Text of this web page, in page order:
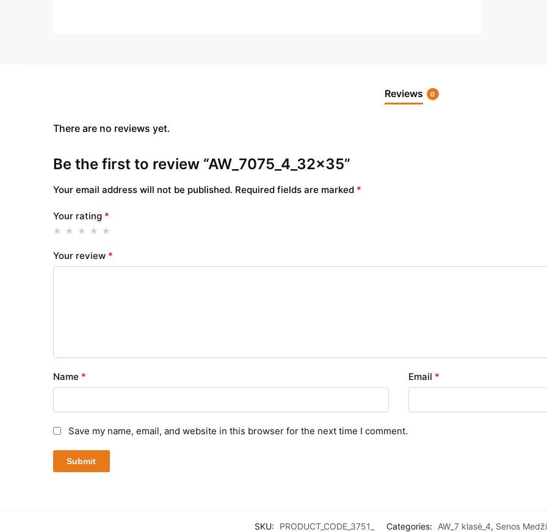
Reviews 0
There are no reviews yet.
Be the first to review “AW_7075_4_32x35”
Your email address will not be published. Required fields are marked *
Your rating *
Your review *
Name * Email *
Save my name, email, and website in this browser for the next time I comment.
SKU: PRODUCT_CODE_3751_ Categories: AW_7 klasė_4, Senos